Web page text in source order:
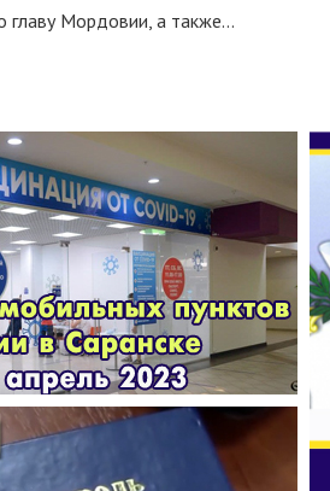
главу Мордовии, а также...